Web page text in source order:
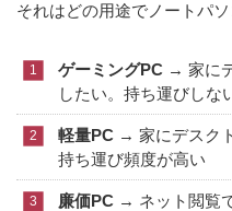
それはどの用途でノートパ
ゲーミングPC→ 家に
したい。持ち運びしな
軽量PC→ 家にデスクト
持ち運び頻度が高い
廉価PC→ ネット閲覧